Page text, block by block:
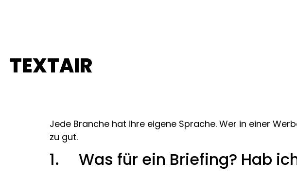
TEXTAIR
Jede Branche hat ihre eigene Sprache. Wer in einer
zu gut.
1. Was für ein Briefing? Hab